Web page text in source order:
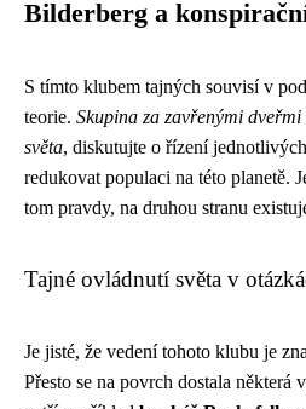
Bilderberg a
S tímto klubem tajných souvisí v
teorie. Skupina za zavřenými
světa, diskutujte o řízení
redukovat populaci na této planetě.
tom pravdy, na druhou stranu
Tajné ovládnutí světa v
Je jisté, že vedení tohoto klubu je
Přesto se na povrch dostala některá